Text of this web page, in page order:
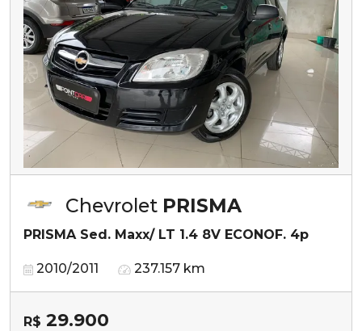
Chevrolet PRISMA
PRISMA Sed. Maxx/ LT 1.4 8V ECONOF. 4p
2010/2011 237.157 km
R$ 29.900